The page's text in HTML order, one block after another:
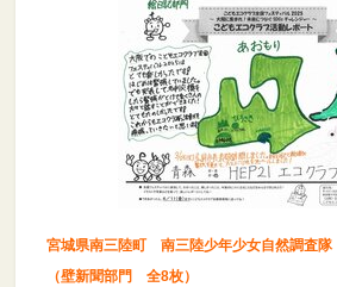
宮城県南三陸町 南三陸少年少女自然調査隊
（壁新聞部門 全8枚）